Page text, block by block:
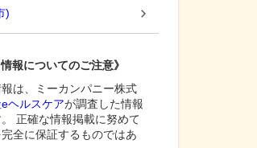
)
報についてのご注意》
は、ミーカンパニー株式
ヘルスケアが調査した情報
正確な情報掲載に努めて
全に保証するものではあ